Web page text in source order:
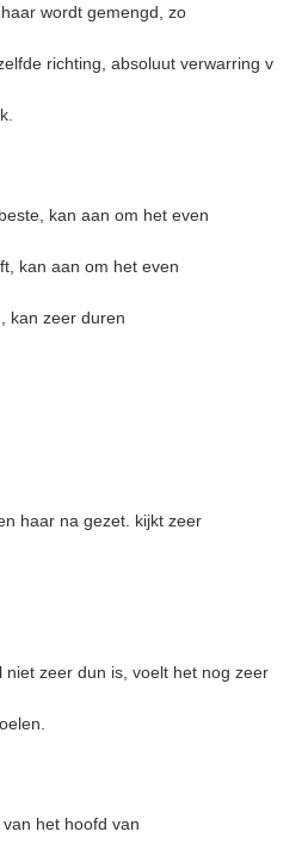
wordt gemengd, zo
richting, absoluut verwarring vrij
kan aan om het even
kan aan om het even
kan zeer duren
haar na gezet. kijkt zeer
zeer dun is, voelt het nog zeer
het hoofd van